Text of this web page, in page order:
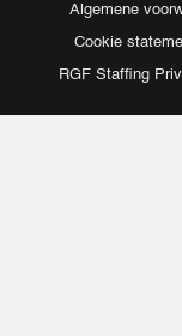
Algemene
Cookie
RGF Staffing